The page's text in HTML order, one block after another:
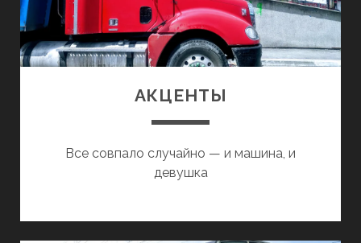
АКЦЕНТЫ
Все совпало случайно — и машина, и
девушка